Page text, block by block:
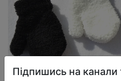
Підпишись на канали